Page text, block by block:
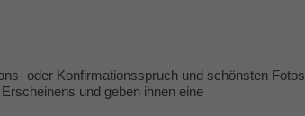
oder Konfirmationsspruch und schönsten Fotos
und geben ihnen eine